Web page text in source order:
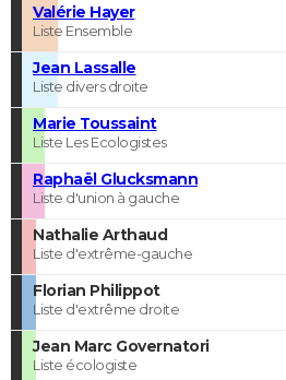
Valérie Hayer
Liste Ensemble
Jean Lassalle
Liste divers droite
Marie Toussaint
Liste Les Ecologistes
Raphaël Glucksmann
Liste d'union à gauche
Nathalie Arthaud
Liste d'extrême-gauche
Florian Philippot
Liste d'extrême droite
Jean Marc Governatori
Liste écologiste